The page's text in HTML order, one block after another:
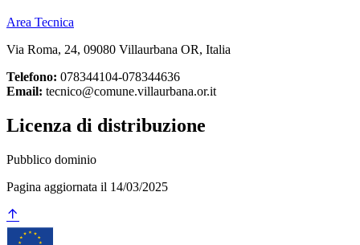
Area Tecnica
Via Roma, 24, 09080 Villaurbana OR, Italia
Telefono: 078344104-078344636
Email: tecnico@comune.villaurbana.or.it
Licenza di distribuzione
Pubblico dominio
Pagina aggiornata il 14/03/2025